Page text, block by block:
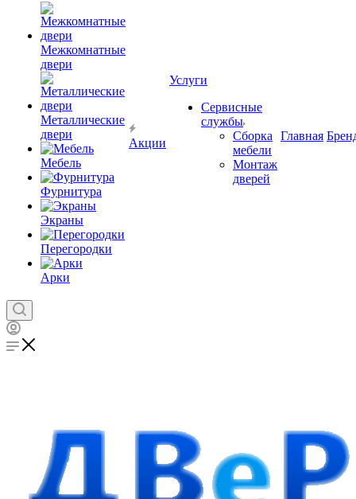
Межкомнатные
двери
Металлические
двери
Мебель
Фурнитура
Экраны
Перегородки
Арки
Акции
Услуги
Сервисные
службы
Сборка
мебели
Монтаж
дверей
Главная